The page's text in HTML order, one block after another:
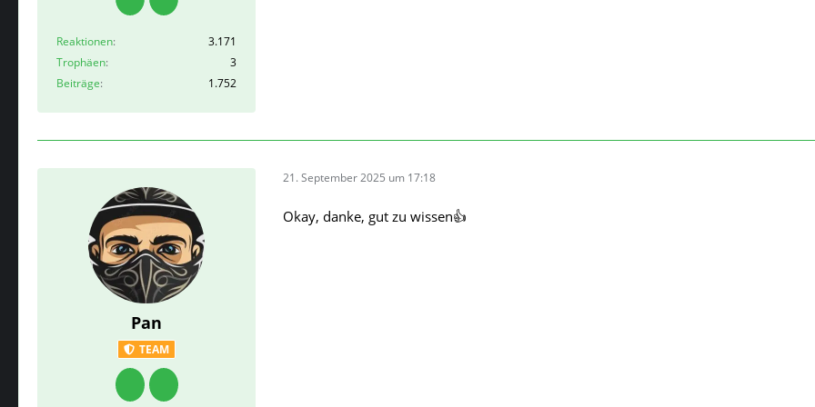
Reaktionen
3.171
Trophäen
3
Beiträge
1.752
Pan
TEAM
21. September 2025 um 17:18
Okay, danke, gut zu wissen👍